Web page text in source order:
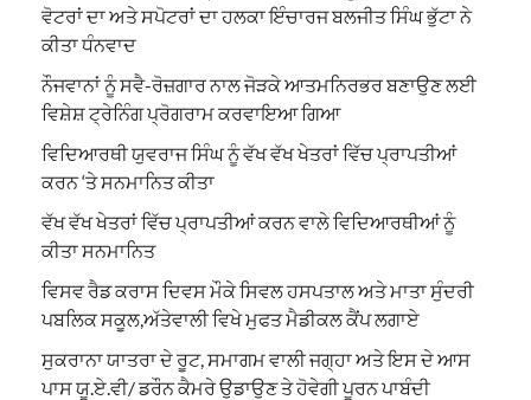
ਵੋਟਰਾਂ ਦਾ ਅਤੇ ਸਪੋਟਰਾਂ ਦਾ ਹਲਕਾ ਇੰਚਾਰਜ ਬਲਜੀਤ ਸਿੰਘ ਭੁੱਟਾ ਨੇ
ਕੀਤਾ ਧੰਨਵਾਦ
ਨੌਜਵਾਨਾਂ ਨੂੰ ਸਵੈ-ਰੋਜ਼ਗਾਰ ਨਾਲ ਜੋੜਕੇ ਆਤਮਨਿਰਭਰ ਬਣਾਉਣ ਲਈ
ਵਿਸ਼ੇਸ਼ ਟ੍ਰੇਨਿੰਗ ਪ੍ਰੋਗਰਾਮ ਕਰਵਾਇਆ ਗਿਆ
ਵਿਦਿਆਰਥੀ ਯੁਵਰਾਜ ਸਿੰਘ ਨੂੰ ਵੱਖ ਵੱਖ ਖੇਤਰਾਂ ਵਿੱਚ ਪ੍ਰਾਪਤੀਆਂ
ਕਰਨ ‘ਤੇ ਸਨਮਾਨਿਤ ਕੀਤਾ
ਵੱਖ ਵੱਖ ਖੇਤਰਾਂ ਵਿੱਚ ਪ੍ਰਾਪਤੀਆਂ ਕਰਨ ਵਾਲੇ ਵਿਦਿਆਰਥੀਆਂ ਨੂੰ
ਕੀਤਾ ਸਨਮਾਨਿਤ
ਵਿਸਵ ਰੈਡ ਕਰਾਸ ਦਿਵਸ ਮੌਕੇ ਸਿਵਲ ਹਸਪਤਾਲ ਅਤੇ ਮਾਤਾ ਸੁੰਦਰੀ
ਪਬਲਿਕ ਸਕੂਲ,ਅੱਤੇਵਾਲੀ ਵਿਖੇ ਮੁਫਤ ਮੈਡੀਕਲ ਕੈਂਪ ਲਗਾਏ
ਸੁਕਰਾਨਾ ਯਾਤਰਾ ਦੇ ਰੂਟ, ਸਮਾਗਮ ਵਾਲੀ ਜਗ੍ਹਾ ਅਤੇ ਇਸ ਦੇ ਆਸ
ਪਾਸ ਯੂ.ਏ.ਵੀ/ ਡਰੌਨ ਕੈਮਰੇ ਉਡਾਉਣ ਤੇ ਹੋਵੇਗੀ ਪੂਰਨ ਪਾਬੰਦੀ